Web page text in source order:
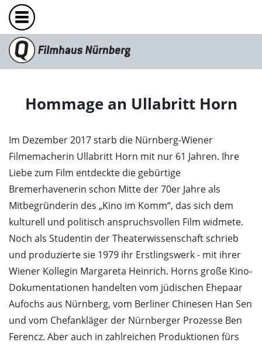
Hommage an Ullabritt Horn
Im Dezember 2017 starb die Nürnberg-Wiener
Filmemacherin Ullabritt Horn mit nur 61 Jahren. Ihre
Liebe zum Film entdeckte die gebürtige
Bremerhavenerin schon Mitte der 70er Jahre als
Mitbegründerin des „Kino im Komm“, das sich dem
kulturell und politisch anspruchsvollen Film widmete.
Noch als Studentin der Theaterwissenschaft schrieb
und produzierte sie 1979 ihr Erstlingswerk - mit ihrer
Wiener Kollegin Margareta Heinrich. Horns große Kino-
Dokumentationen handelten vom jüdischen Ehepaar
Aufochs aus Nürnberg, vom Berliner Chinesen Han Sen
und vom Chefankläger der Nürnberger Prozesse Ben
Ferencz. Aber auch in zahlreichen Produktionen fürs